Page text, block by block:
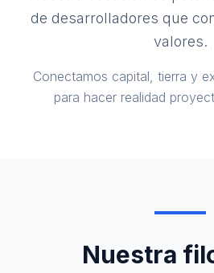
de desarrolladores que
valores.
Conectamos capital, tierra y
para hacer realidad
Nuestra